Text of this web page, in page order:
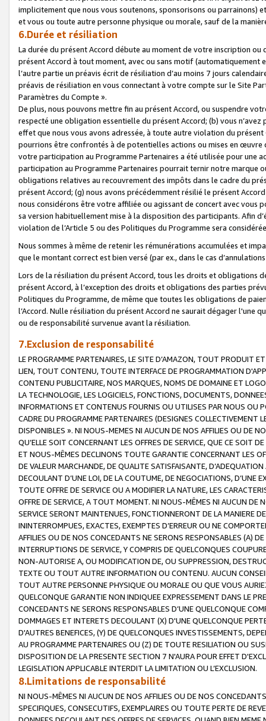
implicitement que nous vous soutenons, sponsorisons ou parrainons)
et vous ou toute autre personne physique ou morale, sauf de la
6.Durée et résiliation
La durée du présent Accord débute au moment de votre inscription
présent Accord à tout moment, avec ou sans motif (automatiquement
l’autre partie un préavis écrit de résiliation d’au moins 7 jours
préavis de résiliation en vous connectant à votre compte sur le Site
Paramètres du Compte ».
De plus, nous pouvons mettre fin au présent Accord, ou suspendre
respecté une obligation essentielle du présent Accord; (b) vous
effet que nous vous avons adressée, à toute autre violation du
pourrions être confrontés à de potentielles actions ou mises en
votre participation au Programme Partenaires a été utilisée pour une
participation au Programme Partenaires pourrait ternir notre marque
obligations relatives au recouvrement des impôts dans le cadre du
présent Accord; (g) nous avons précédemment résilié le présent
nous considérons être votre affiliée ou agissant de concert avec vous
sa version habituellement mise à la disposition des participants. Afin
violation de l’Article 5 ou des Politiques du Programme sera
Nous sommes à même de retenir les rémunérations accumulées et
que le montant correct est bien versé (par ex., dans le cas
Lors de la résiliation du présent Accord, tous les droits et obligations
présent Accord, à l’exception des droits et obligations des parties
Politiques du Programme, de même que toutes les obligations de
l’Accord. Nulle résiliation du présent Accord ne saurait dégager l'une
ou de responsabilité survenue avant la résiliation.
7.Exclusion de responsabilité
LE PROGRAMME PARTENAIRES, LE SITE D’AMAZON, TOUT PRODUIT
LIEN, TOUT CONTENU, TOUTE INTERFACE DE PROGRAMMATION
CONTENU PUBLICITAIRE, NOS MARQUES, NOMS DE DOMAINE ET
LA TECHNOLOGIE, LES LOGICIELS, FONCTIONS, DOCUMENTS,
INFORMATIONS ET CONTENUS FOURNIS OU UTILISES PAR NOUS OU
CADRE DU PROGRAMME PARTENAIRES (DESIGNES COLLECTIVEMENT
DISPONIBLES ». NI NOUS-MEMES NI AUCUN DE NOS AFFILIES OU DE
QU’ELLE SOIT CONCERNANT LES OFFRES DE SERVICE, QUE CE SOIT
ET NOUS-MÊMES DECLINONS TOUTE GARANTIE CONCERNANT LES
DE VALEUR MARCHANDE, DE QUALITE SATISFAISANTE,
DECOULANT D’UNE LOI, DE LA COUTUME, DE NEGOCIATIONS, D’UNE
TOUTE OFFRE DE SERVICE OU A MODIFIER LA NATURE, LES
OFFRE DE SERVICE, A TOUT MOMENT. NI NOUS-MÊMES NI AUCUN DE
SERVICE SERONT MAINTENUES, FONCTIONNERONT DE LA MANIERE
ININTERROMPUES, EXACTES, EXEMPTES D’ERREUR OU NE
AFFILIES OU DE NOS CONCEDANTS NE SERONS RESPONSABLES (A)
INTERRUPTIONS DE SERVICE, Y COMPRIS DE QUELCONQUES
NON-AUTORISE A, OU MODIFICATION DE, OU SUPPRESSION,
TEXTE OU TOUT AUTRE INFORMATION OU CONTENU. AUCUN
TOUT AUTRE PERSONNE PHYSIQUE OU MORALE OU QUE VOUS
QUELCONQUE GARANTIE NON INDIQUEE EXPRESSEMENT DANS LE
CONCEDANTS NE SERONS RESPONSABLES D’UNE QUELCONQUE
DOMMAGES ET INTERETS DECOULANT (X) D'UNE QUELCONQUE
D'AUTRES BENEFICES, (Y) DE QUELCONQUES INVESTISSEMENTS,
AU PROGRAMME PARTENAIRES OU (Z) DE TOUTE RESILIATION OU
DISPOSITION DE LA PRESENTE SECTION 7 N'AURA POUR EFFET
LEGISLATION APPLICABLE INTERDIT LA LIMITATION OU L’EXCLUSION.
8.Limitations de responsabilité
NI NOUS-MÊMES NI AUCUN DE NOS AFFILIES OU DE NOS
SPECIFIQUES, CONSECUTIFS, EXEMPLAIRES OU TOUTE PERTE DE